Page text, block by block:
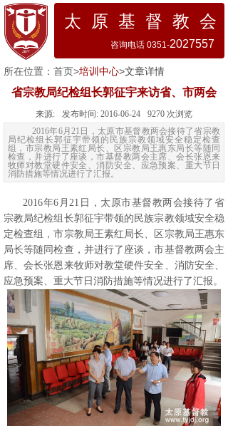
太 原 基 督 教 会
咨询电话 0351-2027557
所在位置： 首页>培训中心>文章详情
省宗教局纪检组长郭征宇来访省、市两会
来源: 发布时间: 2016-06-24 9270 次浏览
2016年6月21日，太原市基督教两会接待了省宗教
局纪检组长郭征宇带领的民族宗教领域安全稳定检查
组，市宗教局王素红局长、区宗教局王惠东局长等随同
检查，并进行了座谈，市基督教两会主席、会长张恩来
牧师对教堂硬件安全、消防安全、应急预案、重大节日
消防措施等情况进行了汇报。
2016年6月21日，太原市基督教两会接待了省
宗教局纪检组长郭征宇带领的民族宗教领域安全稳
定检查组，市宗教局王素红局长、区宗教局王惠东
局长等随同检查，并进行了座谈，市基督教两会主
席、会长张恩来牧师对教堂硬件安全、消防安全、
应急预案、重大节日消防措施等情况进行了汇报。